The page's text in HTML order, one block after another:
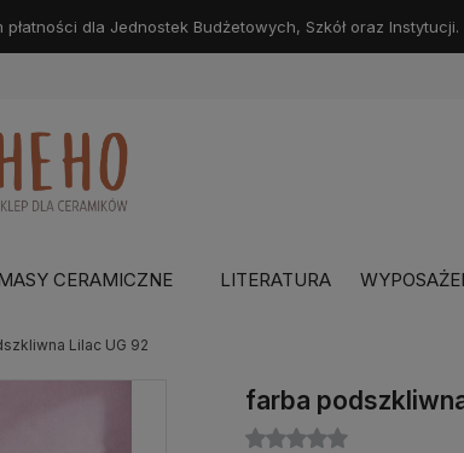
dla Jednostek Budżetowych, Szkół oraz Instytucji.
CERAMICZNE LITERATURA
Lilac UG 92
farba